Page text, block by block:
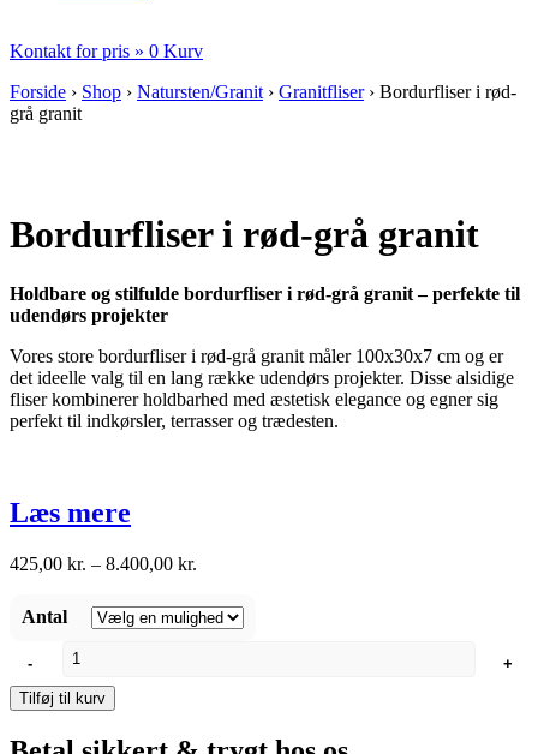
Kontakt for pris » 0 Kurv
Forside › Shop › Natursten/Granit › Granitfliser› Bordurfliser i rød-
grå granit
Bordurfliser i rød-grå granit
Holdbare og stilfulde bordurfliser i rød-grå granit – perfekte til
udendørs projekter
Vores store bordurfliser i rød-grå granit måler 100x30x7 cm og er
det ideelle valg til en lang række udendørs projekter. Disse alsidige
fliser kombinerer holdbarhed med æstetisk elegance og egner sig
perfekt til indkørsler, terrasser og trædesten.
Læs mere
425,00 kr. – 8.400,00 kr.
til
8.400,00 kr.
Antal
Bordurfliser
rød-
grå
granit
-
+
Tilføj til kurv